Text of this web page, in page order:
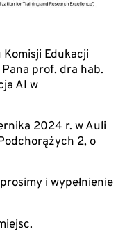
Edukacji
prof. dra hab.
AI w
2024 r. w Auli
2, o
i wypełnienie